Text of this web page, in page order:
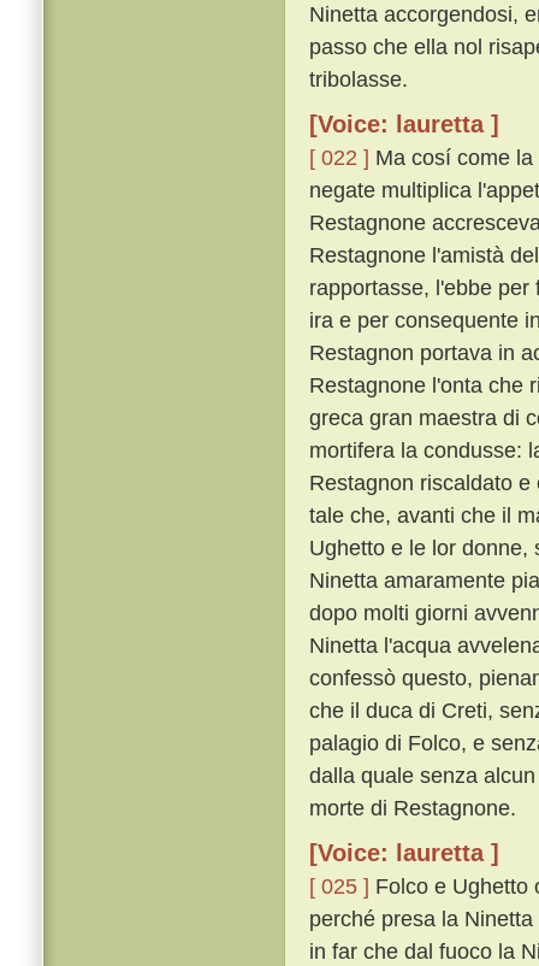
Ninetta accorgendosi,
passo che ella nol
tribolasse.
[Voice: lauretta ]
[ 022 ] Ma cosí come
negate multiplica
Restagnone
Restagnone l'amistà
rapportasse, l'ebbe
ira e per consequente
Restagnon portava in
Restagnone l'onta che
greca gran maestra di
mortifera la condusse:
Restagnon riscaldato
tale che, avanti che il
Ughetto e le lor donne,
Ninetta amaramente
dopo molti giorni
Ninetta l'acqua
confessò questo,
che il duca di Creti,
palagio di Folco, e
dalla quale senza
morte di Restagnone.
[Voice: lauretta ]
[ 025 ] Folco e Ughetto
perché presa la
in far che dal fuoco la